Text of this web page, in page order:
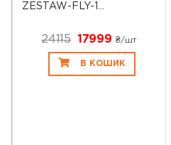
ZESTAW-FLY-1...
24115 17999 ₴/шт
В КОШИК